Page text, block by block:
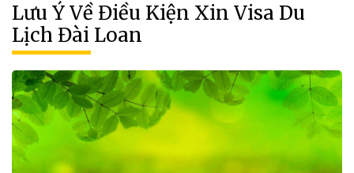
Lưu Ý Về Điều Kiện Xin Visa Du
Lịch Đài Loan